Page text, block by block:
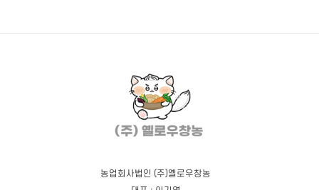
농업회사법인 (주)옐로우창농